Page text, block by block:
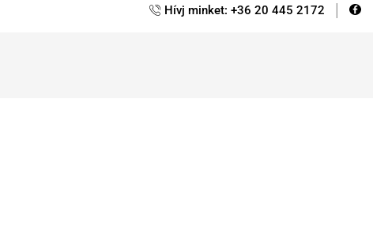
Hívj minket: +36 20 445 2172